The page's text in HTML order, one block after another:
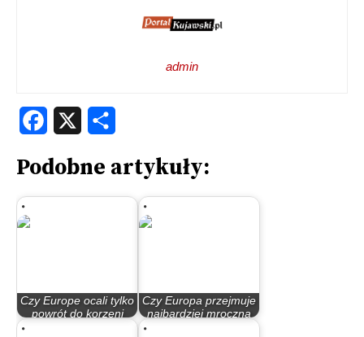
admin
Facebook
Podobne artykuły:
Czy Europe ocali tylko
powrót do korzeni
Czy Europa przejmuje
najbardziej mroczną